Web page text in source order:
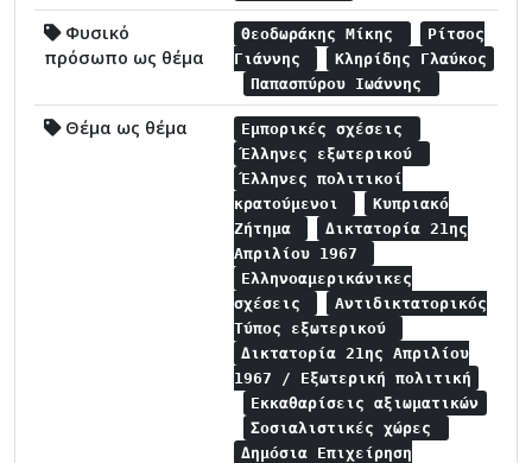
Φυσικό
πρόσωπο ως θέμα
Θεοδωράκης Μίκης
Ρίτσος
Γιάννης
Κληρίδης Γλαύκος
Παπασπύρου Ιωάννης
Θέμα ως θέμα
Εμπορικές σχέσεις
Έλληνες εξωτερικού
Έλληνες πολιτικοί
κρατούμενοι
Κυπριακό
Ζήτημα
Δικτατορία 21ης
Απριλίου 1967
Ελληνοαμερικάνικες
σχέσεις
Αντιδικτατορικός
Τύπος εξωτερικού
Δικτατορία 21ης Απριλίου
1967 / Εξωτερική πολιτική
Εκκαθαρίσεις αξιωματικών
Σοσιαλιστικές χώρες
Δημόσια Επιχείρηση